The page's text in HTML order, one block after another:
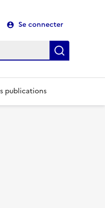
Se connecter
publications